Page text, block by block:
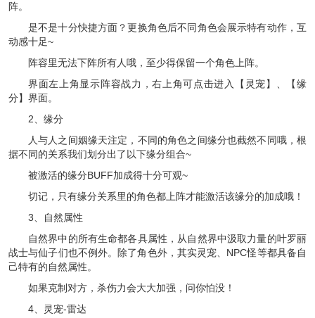
阵。
是不是十分快捷方面？更换角色后不同角色会展示特有动作，互
动感十足~
阵容里无法下阵所有人哦，至少得保留一个角色上阵。
界面左上角显示阵容战力，右上角可点击进入【灵宠】、【缘
分】界面。
2、缘分
人与人之间姻缘天注定，不同的角色之间缘分也截然不同哦，根
据不同的关系我们划分出了以下缘分组合~
被激活的缘分BUFF加成得十分可观~
切记，只有缘分关系里的角色都上阵才能激活该缘分的加成哦！
3、自然属性
自然界中的所有生命都各具属性，从自然界中汲取力量的叶罗丽
战士与仙子们也不例外。除了角色外，其实灵宠、NPC怪等都具备自
己特有的自然属性。
如果克制对方，杀伤力会大大加强，问你怕没！
4、灵宠-雷达